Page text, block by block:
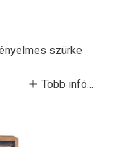
szürke
Több infó...